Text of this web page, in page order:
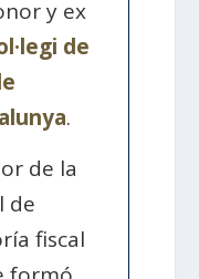
y ex
de
.
de la
de
fiscal